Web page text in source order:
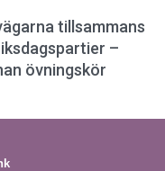
tillsammans
–
övningskör